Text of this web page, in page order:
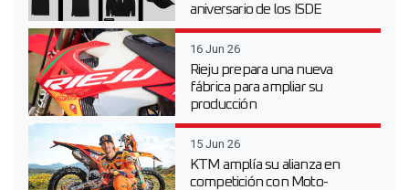
aniversario de los ISDE
16 Jun 26
Rieju prepara una nueva
fábrica para ampliar su
producción
15 Jun 26
KTM amplía su alianza en
competición con Moto-